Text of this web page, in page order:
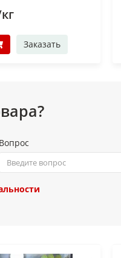
Заказать
Вопрос